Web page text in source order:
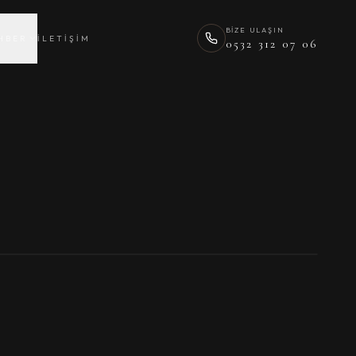
İLETIŞIM
BIZE ULAŞIN
0532 312 07 06